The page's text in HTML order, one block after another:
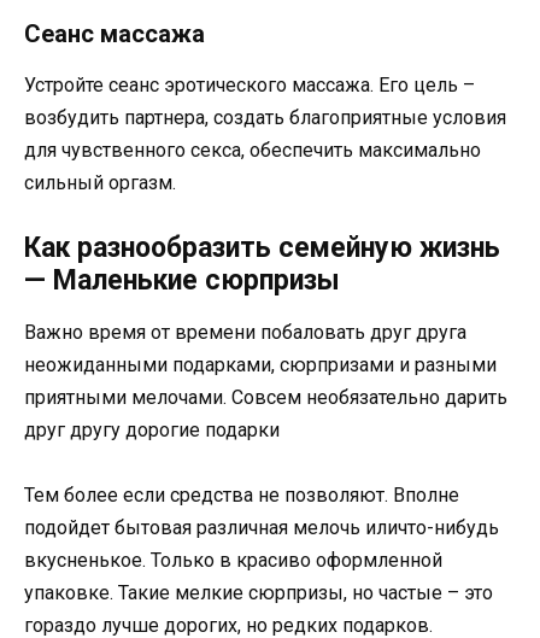
Сеанс массажа
Устройте сеанс эротического массажа. Его цель –
возбудить партнера, создать благоприятные условия
для чувственного секса, обеспечить максимально
сильный оргазм.
Как разнообразить семейную жизнь
— Маленькие сюрпризы
Важно время от времени побаловать друг друга
неожиданными подарками, сюрпризами и разными
приятными мелочами. Совсем необязательно дарить
друг другу дорогие подарки
Тем более если средства не позволяют. Вполне
подойдет бытовая различная мелочь иличто-нибудь
вкусненькое. Только в красиво оформленной
упаковке. Такие мелкие сюрпризы, но частые – это
гораздо лучше дорогих, но редких подарков.